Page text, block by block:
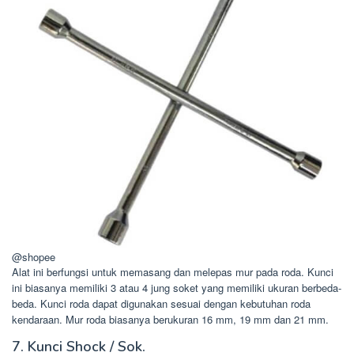
@shopee
Alat ini berfungsi untuk memasang dan melepas mur pada roda. Kunci
ini biasanya memiliki 3 atau 4 jung soket yang memiliki ukuran berbeda-
beda. Kunci roda dapat digunakan sesuai dengan kebutuhan roda
kendaraan. Mur roda biasanya berukuran 16 mm, 19 mm dan 21 mm.
7. Kunci Shock / Sok.